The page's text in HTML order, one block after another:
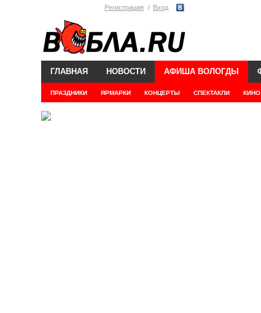
Регистрация Вход
ГЛАВНАЯ НОВОСТИ АФИША ВОЛОГДЫ
ПРАЗДНИКИ ЯРМАРКИ КОНЦЕРТЫ СПЕКТАКЛИ КИНО